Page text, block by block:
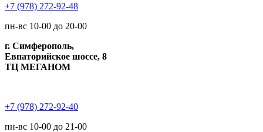
+7 (978) 272-92-48
пн-вс 10-00 до 20-00
г. Симферополь,
Евпаторийское шоссе, 8
ТЦ МЕГАНОМ
+7 (978) 272-92-40
пн-вс 10-00 до 21-00